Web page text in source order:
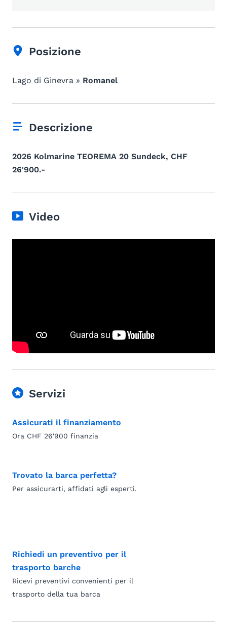
Posizione
Lago di Ginevra » Romanel
Descrizione
2026 Kolmarine TEOREMA 20 Sundeck, CHF
26'900.-
Video
Servizi
Assicurati il finanziamento
Ora CHF 26'900 finanzia
Trovato la barca perfetta?
Per assicurarti, affidati agli esperti.
Richiedi un preventivo per il
trasporto barche
Ricevi preventivi convenienti per il
trasporto della tua barca